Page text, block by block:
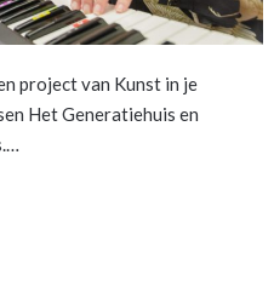
project van Kunst in je
Het Generatiehuis en